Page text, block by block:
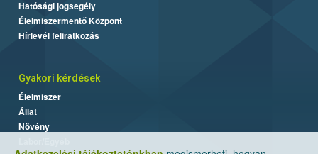
Hatósági jogsegély
Élelmiszermentő Központ
Hírlevél feliratkozás
Gyakori kérdések
Élelmiszer
Állat
Növény